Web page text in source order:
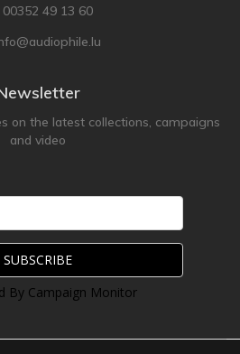
00352 49 13 60
on the latest collections, campaigns
and video